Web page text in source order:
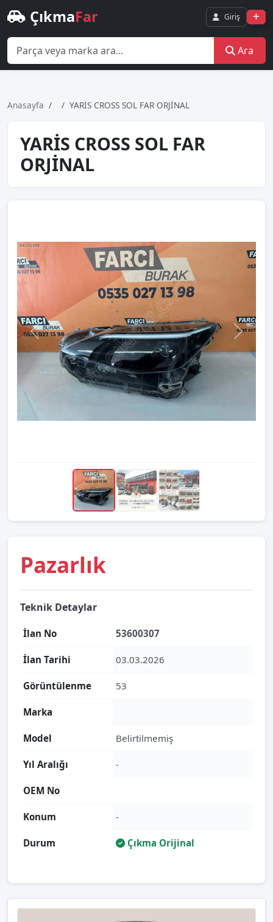
ÇıkmaFar Giriş
Ara
Anasayfa YARİS CROSS SOL FAR ORJİNAL
YARİS CROSS SOL FAR
ORJİNAL
Pazarlık
Teknik Detaylar
İlan No 53600307
İlan Tarihi 03.03.2026
Görüntülenme 53
Marka
Model Belirtilmemiş
Yıl Aralığı -
OEM No
Konum -
Durum Çıkma Orijinal